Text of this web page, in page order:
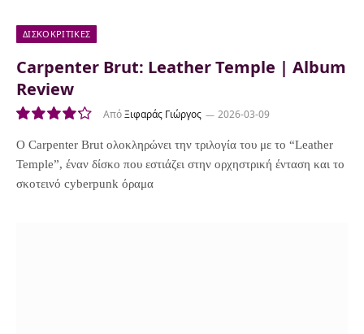
ΔΙΣΚΟΚΡΙΤΙΚΈΣ
Carpenter Brut: Leather Temple | Album
Review
8.5
ΑπόΞιφαράς Γιώργος 2026-03-09
Ο Carpenter Brut ολοκληρώνει την τριλογία του με το “Leather
Temple”, έναν δίσκο που εστιάζει στην ορχηστρική ένταση και το
σκοτεινό cyberpunk όραμα